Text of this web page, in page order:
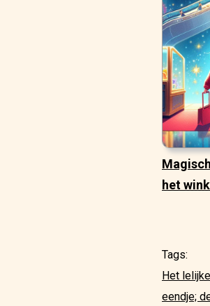
het
Tags:
Het
eendje;